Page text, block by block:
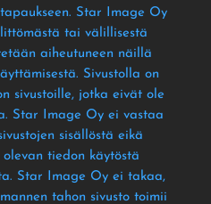
. Star Image Oy
tai välillisestä
aiheutuneen näillä
. Sivustolla on
sivustoille, jotka eivät ole
. Star Image Oy ei vastaa
sisällöstä eikä
tiedon käytöstä
. Star Image Oy ei takaa,
tahon sivusto toimii